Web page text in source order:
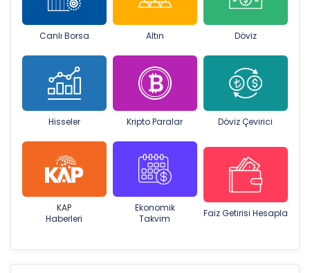
Canlı Borsa Altın Döviz
Hisseler Kripto Paralar Döviz Çevirici
KAP
Haberleri
Ekonomik
Takvim
Faiz Getirisi Hesapla